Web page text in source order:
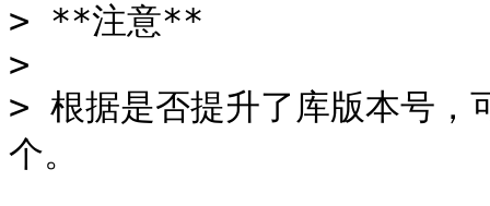
> **注意**
>
> 根据是否提升了库版本号，
个。